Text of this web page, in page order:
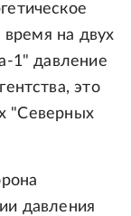
время на двух
1" давление
это
"Северных
давления